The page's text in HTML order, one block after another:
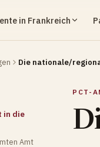
in Frankreich
Die nationale/
in die
Amt
PCT-